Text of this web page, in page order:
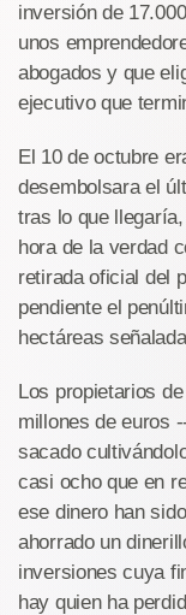
inversión de
unos
abogados y que
ejecutivo que
El 10 de octubre
desembolsara el
tras lo que
hora de la verdad
retirada oficial del
pendiente el
hectáreas
Los propietarios
millones de euros
sacado
casi ocho que en
ese dinero han
ahorrado un
inversiones cuya
hay quien ha